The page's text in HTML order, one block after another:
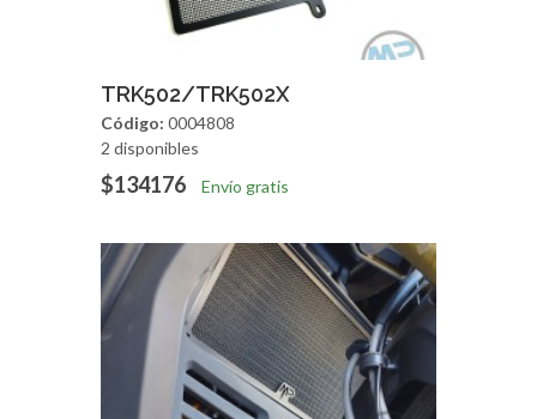
Agregar
TRK502/TRK502X
Código: 0004808
2 disponibles
$134176 Envío gratis